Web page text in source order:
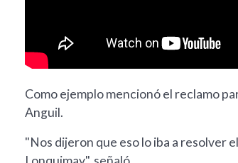
Como ejemplo mencionó el reclamo
Anguil.
"Nos dijeron que eso lo iba a resolver